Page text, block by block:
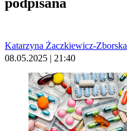
Katarzyna Żaczkiewicz-Zborska
08.05.2025 | 21:40